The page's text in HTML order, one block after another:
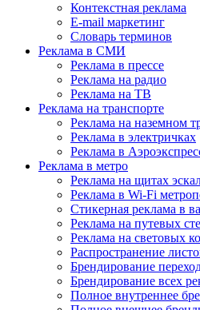
Контекстная реклама
E-mail маркетинг
Словарь терминов
Реклама в СМИ
Реклама в прессе
Реклама на радио
Реклама на ТВ
Реклама на транспорте
Реклама на наземном
Реклама в электричках
Реклама в
Реклама в метро
Реклама на щитах
Реклама в Wi-Fi
Стикерная реклама в
Реклама на путевых
Реклама на световых
Распространение
Брендирование
Брендирование всех
Полное внутреннее